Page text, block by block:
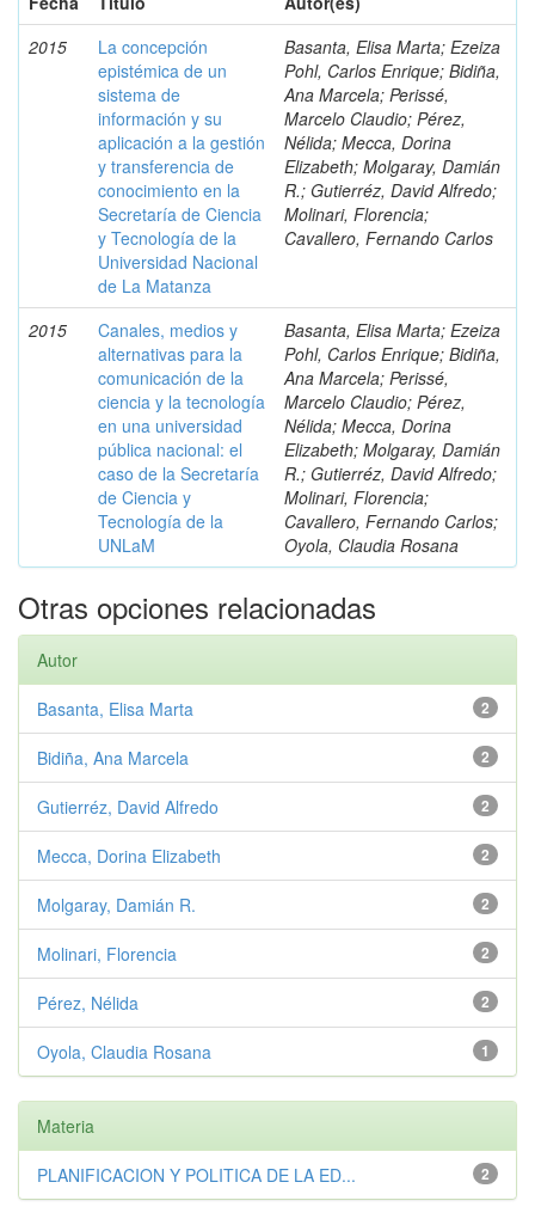
2015
La concepción
epistémica de un
sistema de
información y su
aplicación a la gestión
y transferencia de
conocimiento en la
Secretaría de Ciencia
y Tecnología de la
Universidad Nacional
de La Matanza
Basanta, Elisa Marta; Ezeiza
Pohl, Carlos Enrique; Bidiña,
Ana Marcela; Perissé,
Marcelo Claudio; Pérez,
Nélida; Mecca, Dorina
Elizabeth; Molgaray, Damián
R.; Gutierréz, David Alfredo;
Molinari, Florencia;
Cavallero, Fernando Carlos
2015
Canales, medios y
alternativas para la
comunicación de la
ciencia y la tecnología
en una universidad
pública nacional: el
caso de la Secretaría
de Ciencia y
Tecnología de la
UNLaM
Basanta, Elisa Marta; Ezeiza
Pohl, Carlos Enrique; Bidiña,
Ana Marcela; Perissé,
Marcelo Claudio; Pérez,
Nélida; Mecca, Dorina
Elizabeth; Molgaray, Damián
R.; Gutierréz, David Alfredo;
Molinari, Florencia;
Cavallero, Fernando Carlos;
Oyola, Claudia Rosana
Otras opciones relacionadas
Autor
2
Basanta, Elisa Marta
2
Bidiña, Ana Marcela
2
Gutierréz, David Alfredo
2
Mecca, Dorina Elizabeth
2
Molgaray, Damián R.
2
Molinari, Florencia
2
Pérez, Nélida
1
Oyola, Claudia Rosana
Materia
2
PLANIFICACION Y POLITICA DE LA ED...